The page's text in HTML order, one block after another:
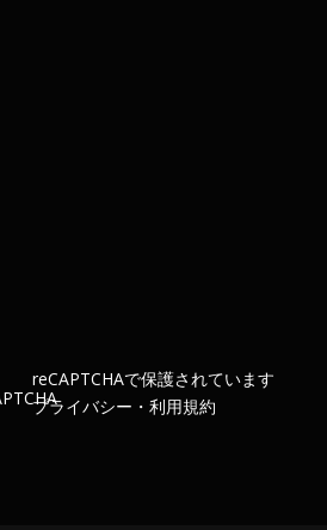
reCAPTCHAで保護されています
プライバシー ・ 利用規約